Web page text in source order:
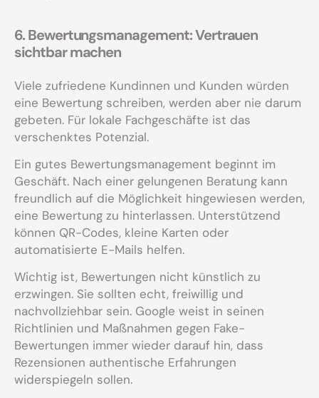
6. Bewertungsmanagement: Vertrauen
sichtbar machen
Viele zufriedene Kundinnen und Kunden würden
eine Bewertung schreiben, werden aber nie darum
gebeten. Für lokale Fachgeschäfte ist das
verschenktes Potenzial.
Ein gutes Bewertungsmanagement beginnt im
Geschäft. Nach einer gelungenen Beratung kann
freundlich auf die Möglichkeit hingewiesen werden,
eine Bewertung zu hinterlassen. Unterstützend
können QR-Codes, kleine Karten oder
automatisierte E-Mails helfen.
Wichtig ist, Bewertungen nicht künstlich zu
erzwingen. Sie sollten echt, freiwillig und
nachvollziehbar sein. Google weist in seinen
Richtlinien und Maßnahmen gegen Fake-
Bewertungen immer wieder darauf hin, dass
Rezensionen authentische Erfahrungen
widerspiegeln sollen.